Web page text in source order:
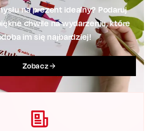
na prezent idealny? Podaruj
chwile na wydarzeniu, które
im się najbardziej!
Zobacz